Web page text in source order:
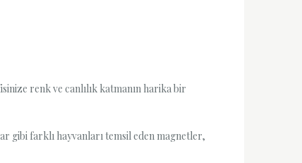
renk ve canlılık katmanın harika bir
gibi farklı hayvanları temsil eden magnetler,